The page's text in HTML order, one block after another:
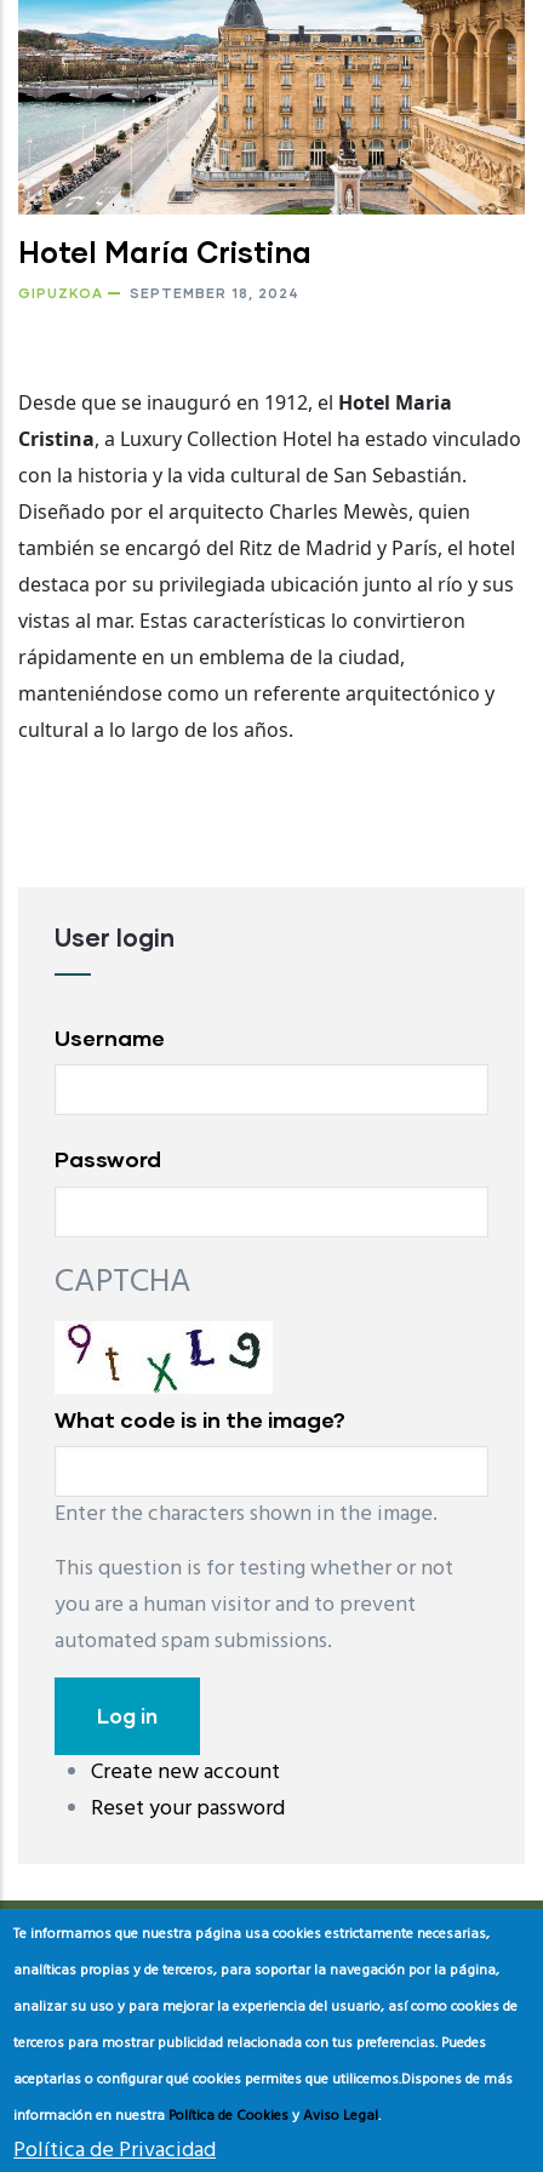
Hotel María Cristina
GIPUZKOA SEPTEMBER 18, 2024
Desde que se inauguró en 1912, el Hotel Maria
Cristina, a Luxury Collection Hotel ha estado vinculado
con la historia y la vida cultural de San Sebastián.
Diseñado por el arquitecto Charles Mewès, quien
también se encargó del Ritz de Madrid y París, el hotel
destaca por su privilegiada ubicación junto al río y sus
vistas al mar. Estas características lo convirtieron
rápidamente en un emblema de la ciudad,
manteniéndose como un referente arquitectónico y
cultural a lo largo de los años.
User login
Username
Password
CAPTCHA
What code is in the image?
Enter the characters shown in the image.
This question is for testing whether or not
you are a human visitor and to prevent
automated spam submissions.
Create new account
Reset your password
레딧 다운로드coloring pages printable
download
Te informamos que nuestra página usa cookies estrictamente necesarias,
analíticas propias y de terceros, para soportar la navegación por la página,
analizar su uso y para mejorar la experiencia del usuario, así como cookies de
terceros para mostrar publicidad relacionada con tus preferencias. Puedes
aceptarlas o configurar qué cookies permites que utilicemos.Dispones de más
información en nuestra Política de CookiesyAviso Legal.
Política de Privacidad